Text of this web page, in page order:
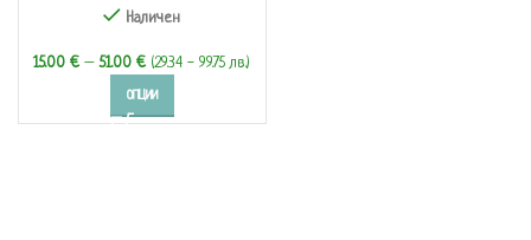
Наличен
15.00€ – 51.00€ (29.34 - 99.75 лв.)
ОПЦИИ